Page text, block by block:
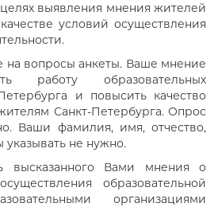
выявления мнения жителей
условий осуществления
на вопросы анкеты. Ваше мнение
работу образовательных
и повысить качество
Санкт-Петербурга. Опрос
Ваши фамилия, имя, отчество,
указывать не нужно.
высказанного Вами мнения о
образовательной
организациями